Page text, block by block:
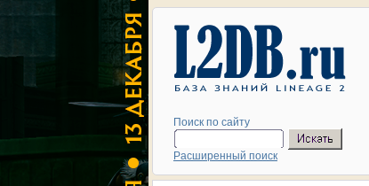
Поиск по сайту
Расширенный поиск